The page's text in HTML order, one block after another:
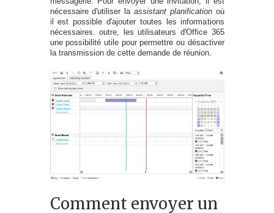
nécessaire d'utiliser la assistant planificationoù
il est possible d'ajouter toutes les informations
nécessaires. outre, les utilisateurs d'Office 365
une possibilité utile pour permettre ou désactiver
la transmission de cette demande de réunion.
Comment envoyer un